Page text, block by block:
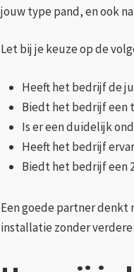
jouw type pand, en ook
Let bij je keuze op de
Heeft het bedrijf de
Biedt het bedrijf een
Is er een duidelijk
Heeft het bedrijf
Biedt het bedrijf een
Een goede partner denkt
installatie zonder